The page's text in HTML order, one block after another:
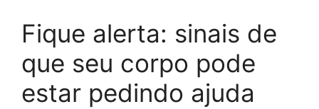
Fique alerta: sinais de
que seu corpo pode
estar pedindo ajuda